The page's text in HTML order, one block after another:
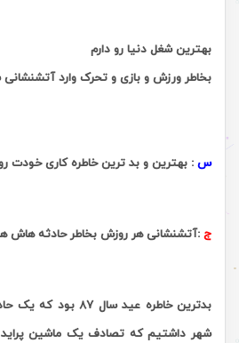
بهترین شغل دنیا رو دارم
بخاطر ورزش و بازی و تحرک وارد
س : بهترین و بد ترین خاطره کاری خودت
ج :آتشنشانی هر روزش بخاطر حادثه
بدترین خاطره عید سال
شهر داشتیم که تصادف یک ماشین پراید